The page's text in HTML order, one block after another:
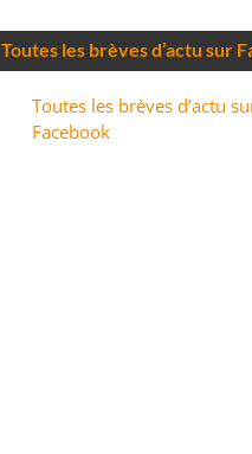
Toutes les brèves d’actu sur
Toutes les brèves d’actu
Facebook